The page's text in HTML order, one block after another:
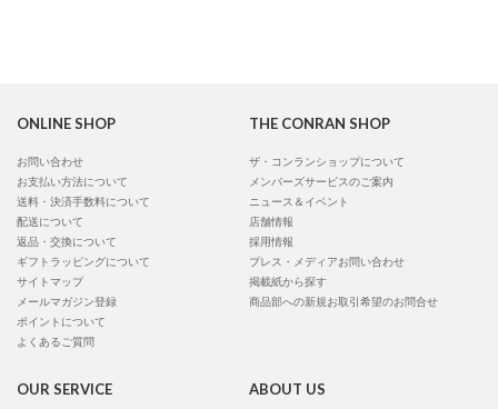
ONLINE SHOP
お問い合わせ
お支払い方法について
送料・決済手数料について
配送について
返品・交換について
ギフトラッピングについて
サイトマップ
メールマガジン登録
ポイントについて
よくあるご質問
THE CONRAN SHOP
ザ・コンランショップについて
メンバーズサービスのご案内
ニュース＆イベント
店舗情報
採用情報
プレス・メディアお問い合わせ
掲載紙から探す
商品部への新規お取引希望のお問合せ
OUR SERVICE ABOUT US